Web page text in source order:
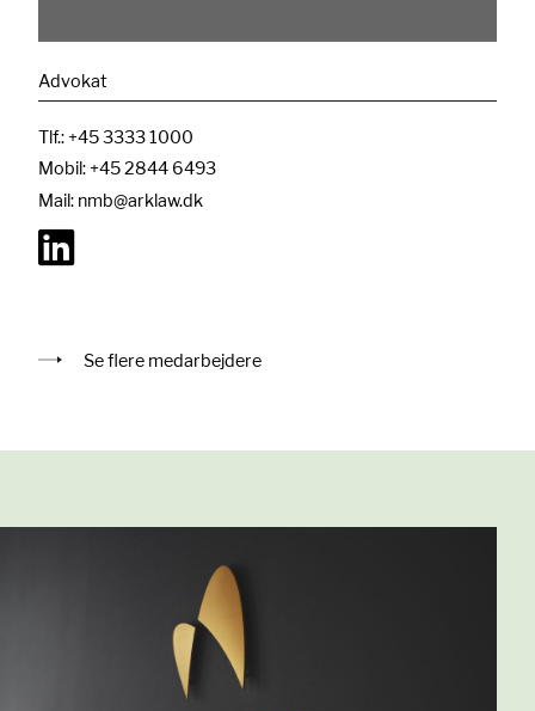
Advokat
Tlf.: +45 3333 1000
Mobil: +45 2844 6493
Mail: nmb@arklaw.dk
Se flere medarbejdere